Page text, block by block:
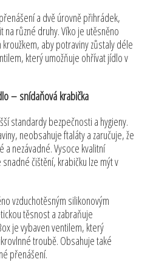
a dvě úrovně přihrádek,
různé druhy. Víko je utěsněno
aby potraviny zůstaly déle
který umožňuje ohřívat jídlo v
– snídaňová krabička
standardy bezpečnosti a hygieny.
neobsahuje ftaláty a zaručuje, že
a nezávadné. Vysoce kvalitní
čištění, krabičku lze mýt v
vzduchotěsným silikonovým
těsnost a zabraňuje
je vybaven ventilem, který
troubě. Obsahuje také
přenášení.